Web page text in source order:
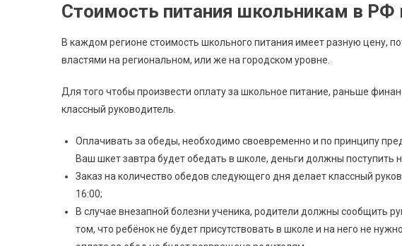
Стоимость питания школьникам в РФ
В каждом регионе стоимость школьного питания имеет разную цену,
властями на региональном, или же на городском уровне.
Для того чтобы произвести оплату за школьное питание, раньше
классный руководитель.
Оплачивать за обеды, необходимо своевременно и по принципу
Ваш шкет завтра будет обедать в школе, деньги должны поступить
Заказ на количество обедов следующего дня делает классный
16:00;
В случае внезапной болезни ученика, родители должны сообщить
том, что ребёнок не будет присутствовать в школе и на него не